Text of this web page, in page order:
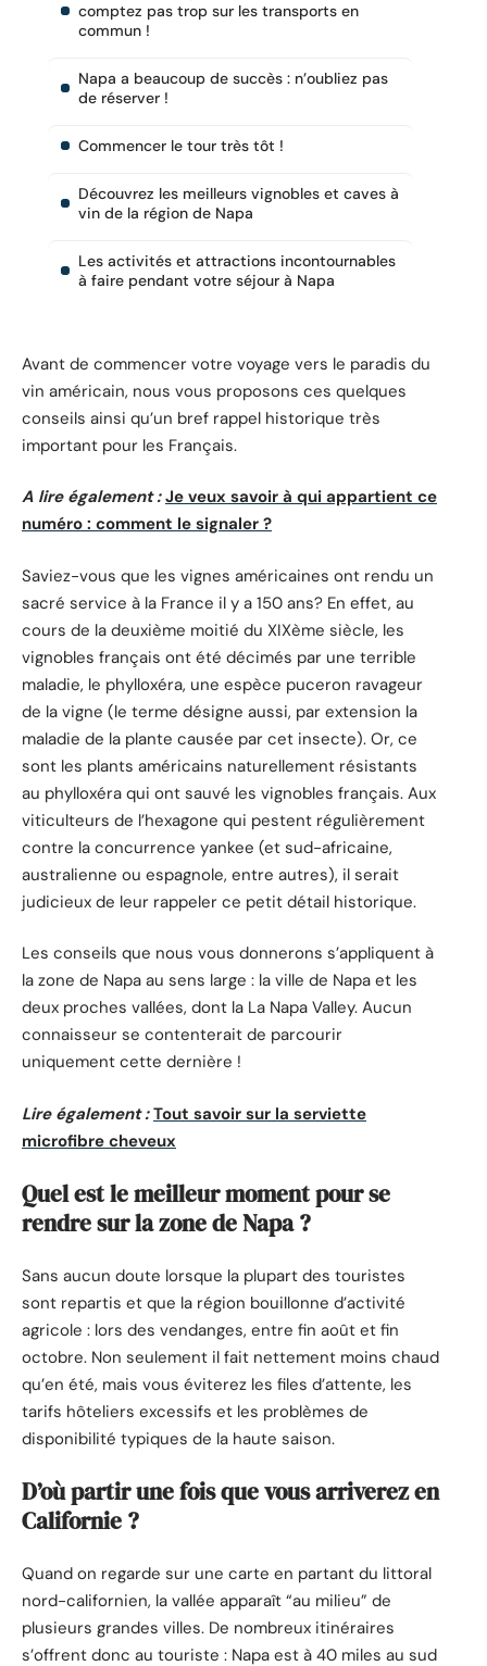
comptez pas trop sur les transports en
commun !
Napa a beaucoup de succès : n’oubliez pas
de réserver !
Commencer le tour très tôt !
Découvrez les meilleurs vignobles et caves à
vin de la région de Napa
Les activités et attractions incontournables
à faire pendant votre séjour à Napa
Avant de commencer votre voyage vers le paradis du
vin américain, nous vous proposons ces quelques
conseils ainsi qu’un bref rappel historique très
important pour les Français.
A lire également : Je veux savoir à qui appartient ce
numéro : comment le signaler ?
Saviez-vous que les vignes américaines ont rendu un
sacré service à la France il y a 150 ans? En effet, au
cours de la deuxième moitié du XIXème siècle, les
vignobles français ont été décimés par une terrible
maladie, le phylloxéra, une espèce puceron ravageur
de la vigne (le terme désigne aussi, par extension la
maladie de la plante causée par cet insecte). Or, ce
sont les plants américains naturellement résistants
au phylloxéra qui ont sauvé les vignobles français. Aux
viticulteurs de l’hexagone qui pestent régulièrement
contre la concurrence yankee (et sud-africaine,
australienne ou espagnole, entre autres), il serait
judicieux de leur rappeler ce petit détail historique.
Les conseils que nous vous donnerons s’appliquent à
la zone de Napa au sens large : la ville de Napa et les
deux proches vallées, dont la La Napa Valley. Aucun
connaisseur se contenterait de parcourir
uniquement cette dernière !
Lire également : Tout savoir sur la serviette
microfibre cheveux
Quel est le meilleur moment pour se
rendre sur la zone de Napa ?
Sans aucun doute lorsque la plupart des touristes
sont repartis et que la région bouillonne d’activité
agricole : lors des vendanges, entre fin août et fin
octobre. Non seulement il fait nettement moins chaud
qu’en été, mais vous éviterez les files d’attente, les
tarifs hôteliers excessifs et les problèmes de
disponibilité typiques de la haute saison.
D’où partir une fois que vous arriverez en
Californie ?
Quand on regarde sur une carte en partant du littoral
nord-californien, la vallée apparaît “au milieu” de
plusieurs grandes villes. De nombreux itinéraires
s’offrent donc au touriste : Napa est à 40 miles au sud